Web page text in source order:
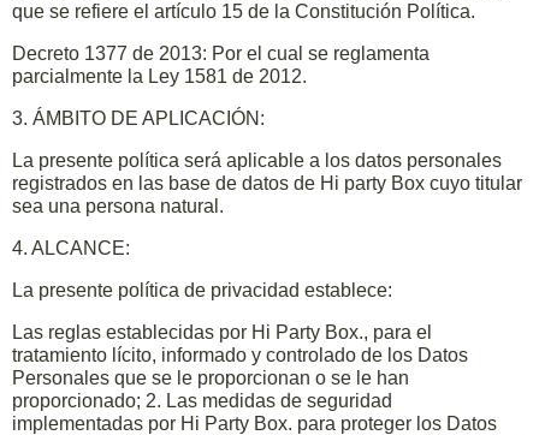
que se refiere el artículo 15 de la Constitución Política.
Decreto 1377 de 2013: Por el cual se reglamenta
parcialmente la Ley 1581 de 2012.
3. ÁMBITO DE APLICACIÓN:
La presente política será aplicable a los datos personales
registrados en las base de datos de Hi party Box cuyo titular
sea una persona natural.
4. ALCANCE:
La presente política de privacidad establece:
Las reglas establecidas por Hi Party Box., para el
tratamiento lícito, informado y controlado de los Datos
Personales que se le proporcionan o se le han
proporcionado; 2. Las medidas de seguridad
implementadas por Hi Party Box. para proteger los Datos